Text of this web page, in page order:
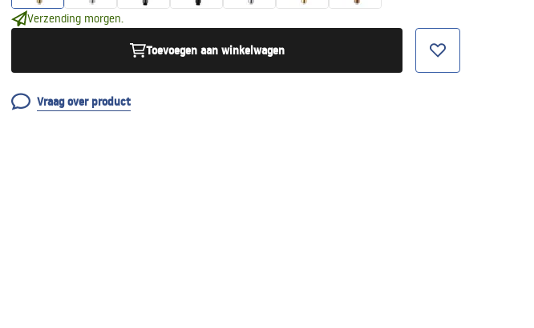
Verzending morgen.
Toevoegen aan winkelwagen
Vraag over product